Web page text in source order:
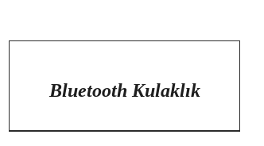
Bluetooth Kulaklık